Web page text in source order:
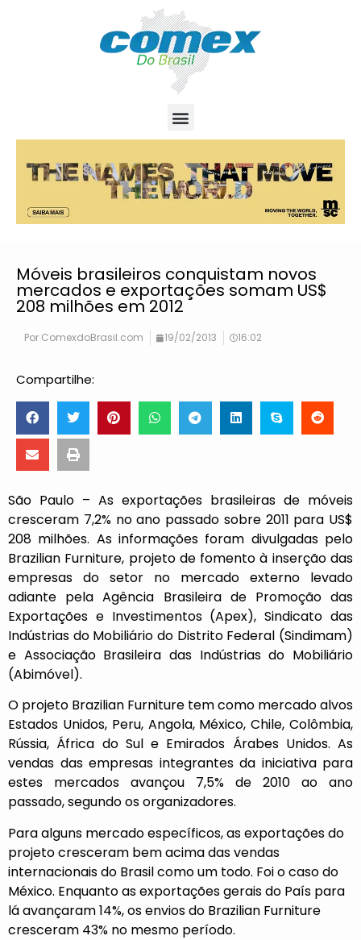
Móveis brasileiros conquistam novos
mercados e exportações somam US$
208 milhões em 2012
Por ComexdoBrasil.com 19/02/2013 16:02
Compartilhe:
São Paulo – As exportações brasileiras de móveis
cresceram 7,2% no ano passado sobre 2011 para US$
208 milhões. As informações foram divulgadas pelo
Brazilian Furniture, projeto de fomento à inserção das
empresas do setor no mercado externo levado
adiante pela Agência Brasileira de Promoção das
Exportações e Investimentos (Apex), Sindicato das
Indústrias do Mobiliário do Distrito Federal (Sindimam)
e Associação Brasileira das Indústrias do Mobiliário
(Abimóvel).
O projeto Brazilian Furniture tem como mercado alvos
Estados Unidos, Peru, Angola, México, Chile, Colômbia,
Rússia, África do Sul e Emirados Árabes Unidos. As
vendas das empresas integrantes da iniciativa para
estes mercados avançou 7,5% de 2010 ao ano
passado, segundo os organizadores.
Para alguns mercado específicos, as exportações do
projeto cresceram bem acima das vendas
internacionais do Brasil como um todo. Foi o caso do
México. Enquanto as exportações gerais do País para
lá avançaram 14%, os envios do Brazilian Furniture
cresceram 43% no mesmo período.